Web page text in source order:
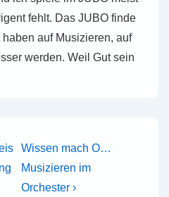
fehlt. Das JUBO finde
auf Musi­zie­ren, auf
werden. Weil Gut sein
Nächster
Beitrag
ist
Wissen mach O…
Musi­zie­ren im
Orchester ›